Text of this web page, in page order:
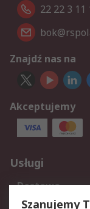
22 22 3 11
Znajdź nas na
Akceptujemy
Usługi
Dostawa
Reklamacje i
Szanujemy